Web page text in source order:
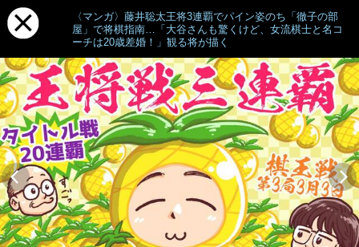
〈マンガ〉藤井聡太王将3連覇でパイン姿のち「徹子の部
屋」で将棋指南…「大谷さんも驚くけど、女流棋士と名コ
ーチは20歳差婚！」観る将が描く